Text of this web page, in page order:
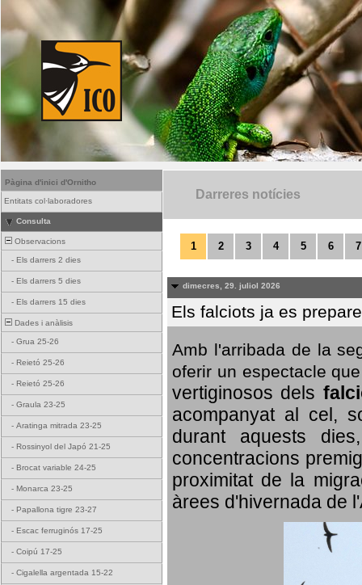
Pàgina d'inici d'Ornitho
Entitats col·laboradores
Consulta
Observacions
- Els darrers 2 dies
- Els darrers 5 dies
- Els darrers 15 dies
Dades i anàlisis
- Grua 25-26
- Reietó 25-26
- Reietó 25-26
- Graula 23-25
- Aratinga mitrada 23-25
- Rossinyol del Japó 21-25
- Brocat variable 24-25
- Monarca 23-25
- Papallona tigre 23-27
- Escac ferruginós 17-25
- Coipú 17-25
- Cigalella argentada 15-22
Darreres notícies
1 2 3 4 5 6 7
dimecres, 29. juliol 2026
Els falciots ja es
Amb l'arribada de la
oferir un espectacle
vertiginosos dels
acompanyat al cel,
durant aquests
concentracions
proximitat de la
àrees d'hivernada de